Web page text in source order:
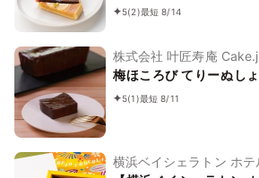
5(2)最短 8/14
株式会社 叶匠寿庵
梅ほころび てりーぬし
5(1)最短 8/11
横浜ベイシェラトン ホ